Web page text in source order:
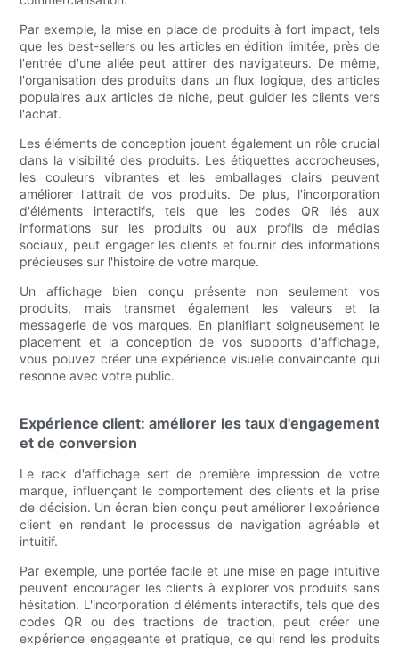
Par exemple, la mise en place de produits à fort impact, tels
que les best-sellers ou les articles en édition limitée, près de
l'entrée d'une allée peut attirer des navigateurs. De même,
l'organisation des produits dans un flux logique, des articles
populaires aux articles de niche, peut guider les clients vers
l'achat.
Les éléments de conception jouent également un rôle crucial
dans la visibilité des produits. Les étiquettes accrocheuses,
les couleurs vibrantes et les emballages clairs peuvent
améliorer l'attrait de vos produits. De plus, l'incorporation
d'éléments interactifs, tels que les codes QR liés aux
informations sur les produits ou aux profils de médias
sociaux, peut engager les clients et fournir des informations
précieuses sur l'histoire de votre marque.
Un affichage bien conçu présente non seulement vos
produits, mais transmet également les valeurs et la
messagerie de vos marques. En planifiant soigneusement le
placement et la conception de vos supports d'affichage,
vous pouvez créer une expérience visuelle convaincante qui
résonne avec votre public.
Expérience client: améliorer les taux d'engagement
et de conversion
Le rack d'affichage sert de première impression de votre
marque, influençant le comportement des clients et la prise
de décision. Un écran bien conçu peut améliorer l'expérience
client en rendant le processus de navigation agréable et
intuitif.
Par exemple, une portée facile et une mise en page intuitive
peuvent encourager les clients à explorer vos produits sans
hésitation. L'incorporation d'éléments interactifs, tels que des
codes QR ou des tractions de traction, peut créer une
expérience engageante et pratique, ce qui rend les produits